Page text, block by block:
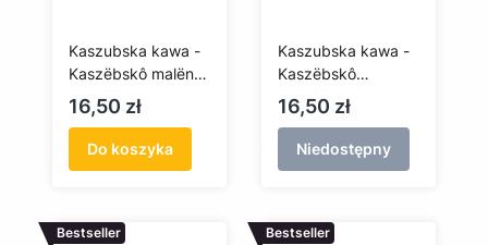
Kaszubska kawa -
Kaszëbskô malëna
100g (mielona)
Cena
16,50 zł
Do koszyka
Kaszubska kawa -
Kaszëbskô
smarlëna 100 g
(mielona)
Cena
16,50 zł
Niedostępny
Bestseller Bestseller